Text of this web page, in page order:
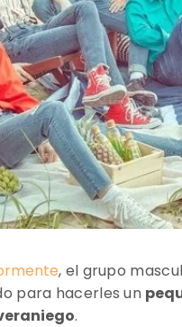
, el grupo
para hacerles un
.